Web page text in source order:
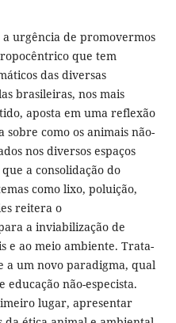
urgência de promovermos
que tem
das diversas
brasileiras, nos mais
aposta em uma reflexão
como os animais não-
nos diversos espaços
a consolidação do
como lixo, poluição,
reitera o
a inviabilização de
e ao meio ambiente. Trata-
a um novo paradigma, qual
educação não-especista.
lugar, apresentar